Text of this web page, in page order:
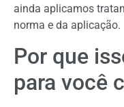
ainda aplicamos
norma e da aplicação.
Por que
para você